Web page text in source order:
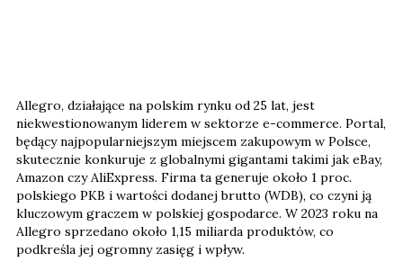
Allegro, działające na polskim rynku od 25 lat, jest
niekwestionowanym liderem w sektorze e-commerce. Portal,
będący najpopularniejszym miejscem zakupowym w Polsce,
skutecznie konkuruje z globalnymi gigantami takimi jak eBay,
Amazon czy AliExpress. Firma ta generuje około 1 proc.
polskiego PKB i wartości dodanej brutto (WDB), co czyni ją
kluczowym graczem w polskiej gospodarce. W 2023 roku na
Allegro sprzedano około 1,15 miliarda produktów, co
podkreśla jej ogromny zasięg i wpływ.